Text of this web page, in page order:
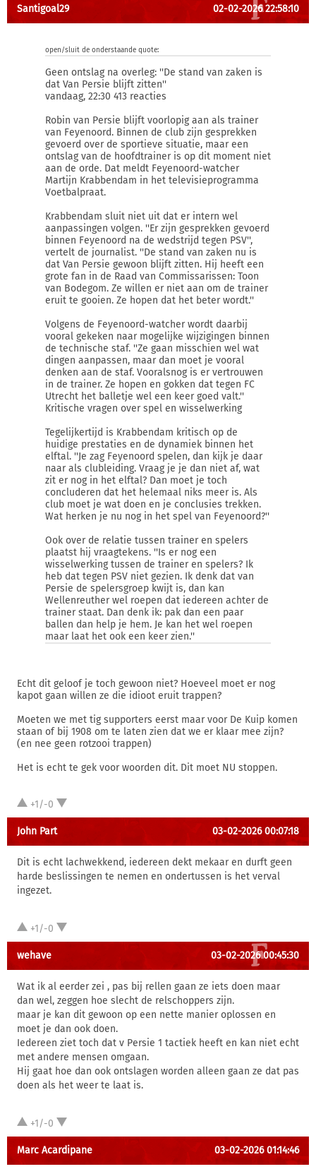
Santigoal29 02-02-2026 22:58:10
open/sluit de onderstaande quote:
Geen ontslag na overleg: ''De stand van zaken is
dat Van Persie blijft zitten''
vandaag, 22:30 413 reacties
Robin van Persie blijft voorlopig aan als trainer
van Feyenoord. Binnen de club zijn gesprekken
gevoerd over de sportieve situatie, maar een
ontslag van de hoofdtrainer is op dit moment niet
aan de orde. Dat meldt Feyenoord-watcher
Martijn Krabbendam in het televisieprogramma
Voetbalpraat.
Krabbendam sluit niet uit dat er intern wel
aanpassingen volgen. ''Er zijn gesprekken gevoerd
binnen Feyenoord na de wedstrijd tegen PSV'',
vertelt de journalist. ''De stand van zaken nu is
dat Van Persie gewoon blijft zitten. Hij heeft een
grote fan in de Raad van Commissarissen: Toon
van Bodegom. Ze willen er niet aan om de trainer
eruit te gooien. Ze hopen dat het beter wordt.''
Volgens de Feyenoord-watcher wordt daarbij
vooral gekeken naar mogelijke wijzigingen binnen
de technische staf. ''Ze gaan misschien wel wat
dingen aanpassen, maar dan moet je vooral
denken aan de staf. Vooralsnog is er vertrouwen
in de trainer. Ze hopen en gokken dat tegen FC
Utrecht het balletje wel een keer goed valt.''
Kritische vragen over spel en wisselwerking
Tegelijkertijd is Krabbendam kritisch op de
huidige prestaties en de dynamiek binnen het
elftal. ''Je zag Feyenoord spelen, dan kijk je daar
naar als clubleiding. Vraag je je dan niet af, wat
zit er nog in het elftal? Dan moet je toch
concluderen dat het helemaal niks meer is. Als
club moet je wat doen en je conclusies trekken.
Wat herken je nu nog in het spel van Feyenoord?''
Ook over de relatie tussen trainer en spelers
plaatst hij vraagtekens. ''Is er nog een
wisselwerking tussen de trainer en spelers? Ik
heb dat tegen PSV niet gezien. Ik denk dat van
Persie de spelersgroep kwijt is, dan kan
Wellenreuther wel roepen dat iedereen achter de
trainer staat. Dan denk ik: pak dan een paar
ballen dan help je hem. Je kan het wel roepen
maar laat het ook een keer zien.''
Echt dit geloof je toch gewoon niet? Hoeveel moet er nog
kapot gaan willen ze die idioot eruit trappen?
Moeten we met tig supporters eerst maar voor De Kuip komen
staan of bij 1908 om te laten zien dat we er klaar mee zijn?
(en nee geen rotzooi trappen)
Het is echt te gek voor woorden dit. Dit moet NU stoppen.
+1/-0
John Part 03-02-2026 00:07:18
Dit is echt lachwekkend, iedereen dekt mekaar en durft geen
harde beslissingen te nemen en ondertussen is het verval
ingezet.
+1/-0
wehave 03-02-2026 00:45:30
Wat ik al eerder zei , pas bij rellen gaan ze iets doen maar
dan wel, zeggen hoe slecht de relschoppers zijn.
maar je kan dit gewoon op een nette manier oplossen en
moet je dan ook doen.
Iedereen ziet toch dat v Persie 1 tactiek heeft en kan niet echt
met andere mensen omgaan.
Hij gaat hoe dan ook ontslagen worden alleen gaan ze dat pas
doen als het weer te laat is.
+1/-0
Marc Acardipane 03-02-2026 01:14:46